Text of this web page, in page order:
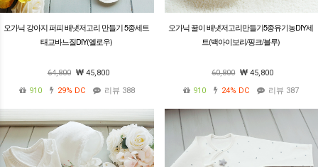
오가닉 강아지 퍼피 배냇저고리 만들기 5종세트
태교바느질DIY(옐로우)
64,800
45,800
910
29% DC 리뷰 388
오가닉 꿀이 배냇저고리만들기5종유기농DIY세
트(백아이보리/핑크/블루)
60,800
45,800
910
24% DC 리뷰 387